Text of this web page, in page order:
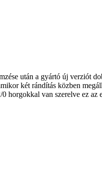
után a gyártó új verziót
két rándítás közben
0 horgokkal van szerelve ez az